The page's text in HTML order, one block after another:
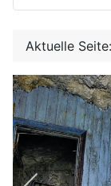
Aktuelle Seite: